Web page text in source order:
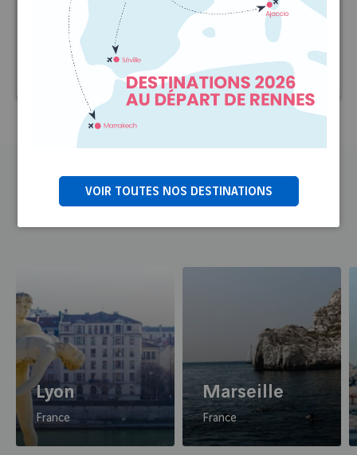
Parcours Familiz ➜
Facilitez le voyage de votre tribu avec Familliz.
reflétant sa personnalité !
EN SAVOIR PLUS
qualité de service.
Enfant voyageant seul ➜
Les enfants eux aussi ont besoin d'évasion. Nous
mettons tout en oeuvre pour faire voyager
agréablement vos enfants non accompagnés. Suivez
le guide pour préparer au mieux ce voyage et les
Et pour vos voyages,réservez ici !
Lyon
France
Marseille
France
VOIR TOUTES NOS DESTINATIONS